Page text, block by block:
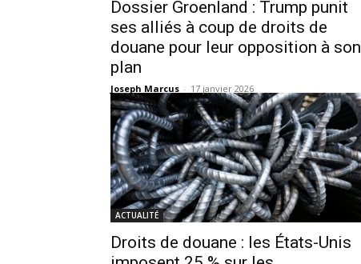
Dossier Groenland : Trump punit
ses alliés à coup de droits de
douane pour leur opposition à son
plan
Joseph Marcus - 17 janvier 2026
ACTUALITÉ
Droits de douane : les États-Unis